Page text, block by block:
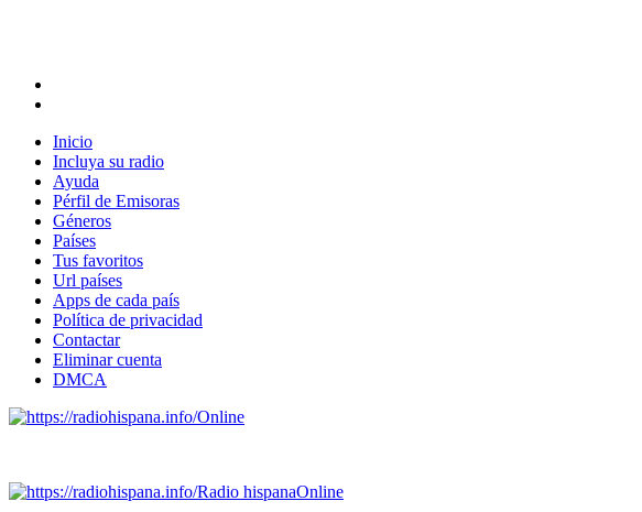
Inicio
Incluya su radio
Ayuda
Pérfil de Emisoras
Géneros
Países
Tus favoritos
Url países
Apps de cada país
Política de privacidad
Contactar
Eliminar cuenta
DMCA
Online
Radio hispanaOnline